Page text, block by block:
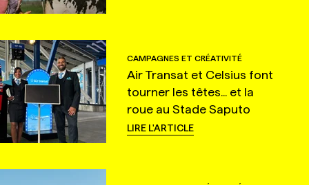
CAMPAGNES ET CRÉATIVITÉ
Air Transat et Celsius font
tourner les têtes... et la
roue au Stade Saputo
LIRE L'ARTICLE